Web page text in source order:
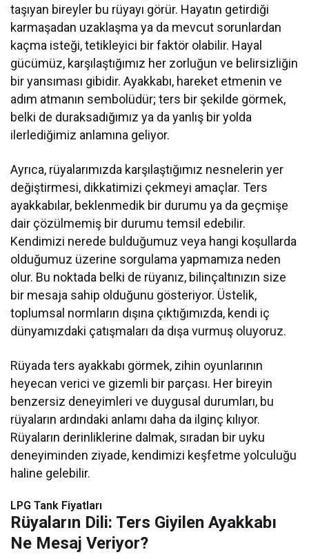
taşıyan bireyler bu rüyayı görür. Hayatın getirdiği
karmaşadan uzaklaşma ya da mevcut sorunlardan
kaçma isteği, tetikleyici bir faktör olabilir. Hayal
gücümüz, karşılaştığımız her zorluğun ve belirsizliğin
bir yansıması gibidir. Ayakkabı, hareket etmenin ve
adım atmanın sembolüdür; ters bir şekilde görmek,
belki de duraksadığımız ya da yanlış bir yolda
ilerlediğimiz anlamına geliyor.
Ayrıca, rüyalarımızda karşılaştığımız nesnelerin yer
değiştirmesi, dikkatimizi çekmeyi amaçlar. Ters
ayakkabılar, beklenmedik bir durumu ya da geçmişe
dair çözülmemiş bir durumu temsil edebilir.
Kendimizi nerede bulduğumuz veya hangi koşullarda
olduğumuz üzerine sorgulama yapmamıza neden
olur. Bu noktada belki de rüyanız, bilinçaltınızın size
bir mesaja sahip olduğunu gösteriyor. Üstelik,
toplumsal normların dışına çıktığımızda, kendi iç
dünyamızdaki çatışmaları da dışa vurmuş oluyoruz.
Rüyada ters ayakkabı görmek, zihin oyunlarının
heyecan verici ve gizemli bir parçası. Her bireyin
benzersiz deneyimleri ve duygusal durumları, bu
rüyaların ardındaki anlamı daha da ilginç kılıyor.
Rüyaların derinliklerine dalmak, sıradan bir uyku
deneyiminden ziyade, kendimizi keşfetme yolculuğu
haline gelebilir.
LPG Tank Fiyatları
Rüyaların Dili: Ters Giyilen Ayakkabı
Ne Mesaj Veriyor?